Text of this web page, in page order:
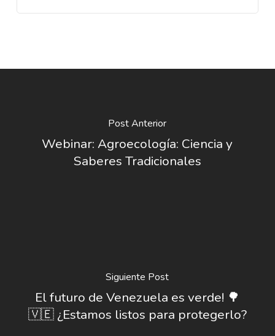
Post Anterior
Webinar: Agroecología: Ciencia y
Saberes Tradicionales
Siguiente Post
El futuro de Venezuela es verde! 🌳
🇻🇪 ¿Estamos listos para protegerlo?